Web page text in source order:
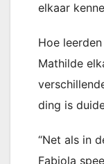
elkaar
Hoe
Mathilde
ding is
“Net als in
Fabiola